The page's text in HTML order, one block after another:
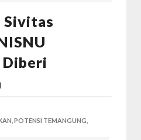
Sivitas
Diberi
POTENSI TEMANGUNG,